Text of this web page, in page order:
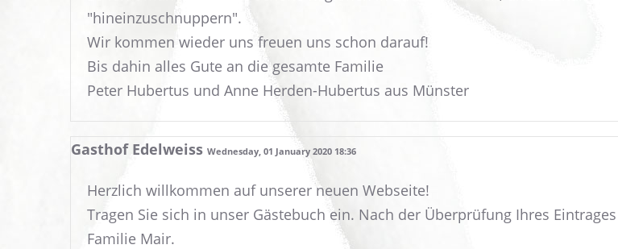
"hineinzuschnuppern".
Wir kommen wieder uns freuen uns schon darauf!
Bis dahin alles Gute an die gesamte Familie
Peter Hubertus und Anne Herden-Hubertus aus Münster
Gasthof Edelweiss Wednesday, 01 January 2020 18:36
Herzlich willkommen auf unserer neuen Webseite!
Tragen Sie sich in unser Gästebuch ein. Nach der Überprüfung Ihres
Familie Mair.